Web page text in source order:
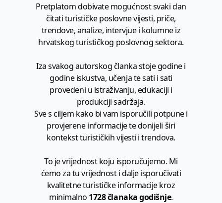
Pretplatom dobivate mogućnost svaki dan
čitati turističke poslovne vijesti, priče,
trendove, analize, intervjue i kolumne iz
hrvatskog turističkog poslovnog sektora.
Iza svakog autorskog članka stoje godine i
godine iskustva, učenja te sati i sati
provedeni u istraživanju, edukaciji i
produkciji sadržaja.
Sve s ciljem kako bi vam isporučili potpune i
provjerene informacije te donijeli širi
kontekst turističkih vijesti i trendova.
To je vrijednost koju isporučujemo. Mi
ćemo za tu vrijednost i dalje isporučivati
kvalitetne turističke informacije kroz
minimalno 1728 članaka godišnje.